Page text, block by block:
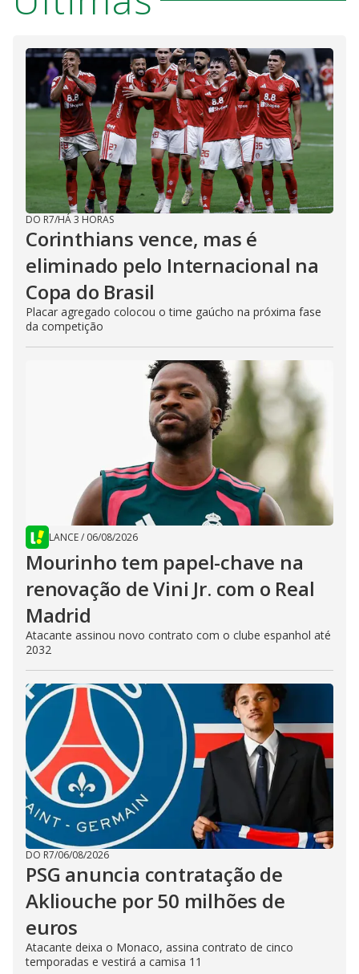
DO R7/HÁ 3 HORAS
Corinthians vence, mas é
eliminado pelo Internacional na
Copa do Brasil
Placar agregado colocou o time gaúcho na próxima fase
da competição
LANCE/ 06/08/2026
Mourinho tem papel-chave na
renovação de Vini Jr. com o Real
Madrid
Atacante assinou novo contrato com o clube espanhol até
2032
DO R7/06/08/2026
PSG anuncia contratação de
Akliouche por 50 milhões de
euros
Atacante deixa o Monaco, assina contrato de cinco
temporadas e vestirá a camisa 11